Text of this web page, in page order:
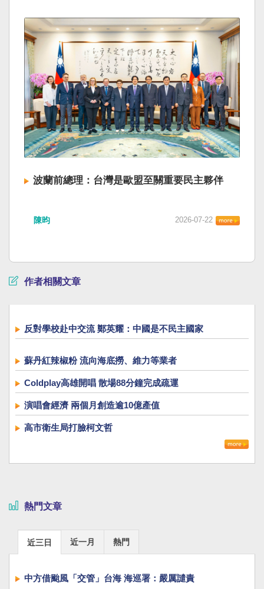
波蘭前總理：台灣是歐盟至關重要民主夥伴
陳昀 2026-07-22
作者相關文章
反對學校赴中交流 鄭英耀：中國是不民主國家
蘇丹紅辣椒粉 流向海底撈、維力等業者
Coldplay高雄開唱 散場88分鐘完成疏運
演唱會經濟 兩個月創造逾10億產值
高市衛生局打臉柯文哲
熱門文章
近三日 近一月 熱門
中方借颱風「交管」台海 海巡署：嚴厲譴責